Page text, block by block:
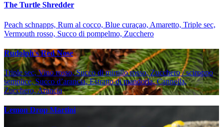
The Turtle Shredder
Peach schnapps, Rum al cocco, Blue curaçao, Amaretto, Triple sec,
Vermouth rosso, Succo di pompelmo, Zucchero
Rudolph's Red Nose
Triple sec, Vino rosso, Succo di mirtillo rosso, Zucchero / sciroppo
semplice, Succo d’arancia, Estratto di mandorla, Cannella,
Zucchero, Arancia
Lemon Drop Martini